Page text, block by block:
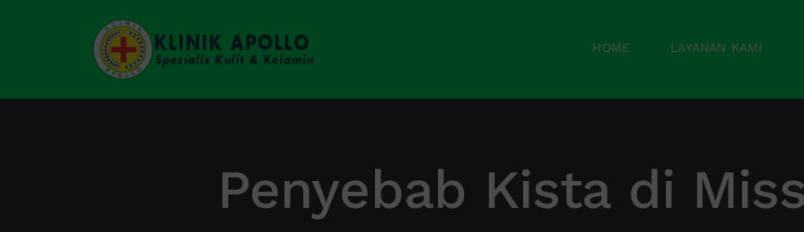
HOME LAYANAN KAMI
Penyebab Kista di